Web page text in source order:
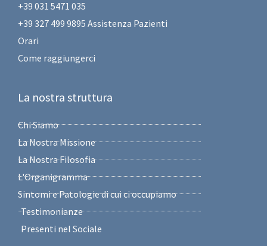
+39 031 5471 035
+39 327 499 9895 Assistenza Pazienti
Orari
Come raggiungerci
La nostra struttura
Chi Siamo
La Nostra Missione
La Nostra Filosofia
L'Organigramma
Sintomi e Patologie di cui ci occupiamo
Testimonianze
Presenti nel Sociale